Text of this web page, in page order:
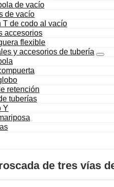
de vacío
de vacío
T de codo al vacío
accesorios
flexible
y accesorios de tubería
retención
tuberías
Y
de tres vías